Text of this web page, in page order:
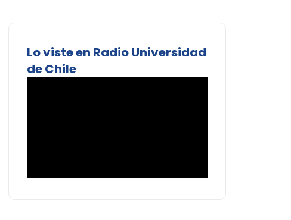
Lo viste en Radio Universidad
de Chile